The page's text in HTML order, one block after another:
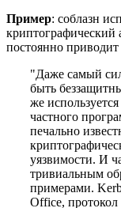
Пример: соблазн
постоянно приводит
"Даже самый
быть
же
частного
печально
уязвимости. И
тривиальным
примерами.
Office,